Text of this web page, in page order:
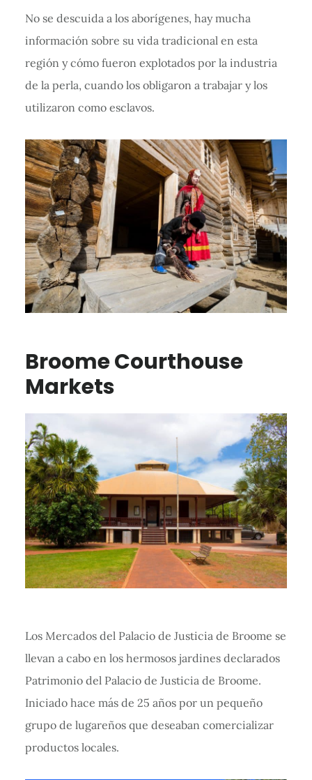
No se descuida a los aborígenes, hay mucha
información sobre su vida tradicional en esta
región y cómo fueron explotados por la industria
de la perla, cuando los obligaron a trabajar y los
utilizaron como esclavos.
Broome Courthouse
Markets
Los Mercados del Palacio de Justicia de Broome se
llevan a cabo en los hermosos jardines declarados
Patrimonio del Palacio de Justicia de Broome.
Iniciado hace más de 25 años por un pequeño
grupo de lugareños que deseaban comercializar
productos locales.